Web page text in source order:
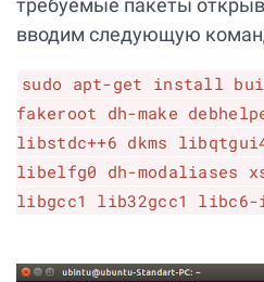
требуемые пакеты
вводим следующую
sudo apt-get install
fakeroot dh-make
libstdc++6 dkms
libelfg0 dh-modaliases
libgcc1 lib32gcc1 libc6-